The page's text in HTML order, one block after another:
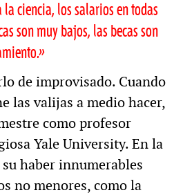
ciencia, los salarios en todas
son muy bajos, las becas son
de improvisado. Cuando
las valijas a medio hacer,
como profesor
Yale University. En la
haber innumerables
no menores, como la